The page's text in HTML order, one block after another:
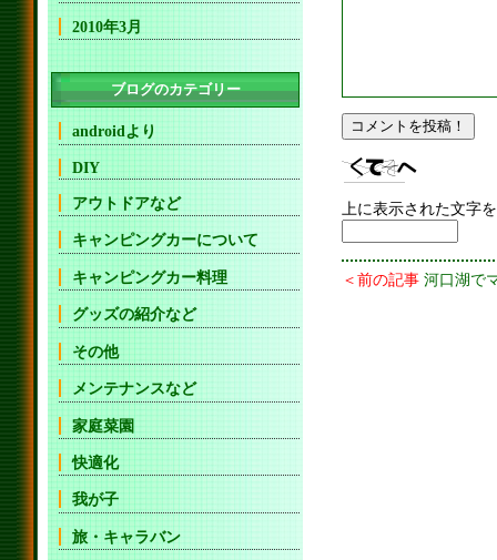
上に表示された文字
＜前の記事 河口湖で
2010年3月
ブログのカテゴリー
androidより
DIY
アウトドアなど
キャンピングカーについて
キャンピングカー料理
グッズの紹介など
その他
メンテナンスなど
家庭菜園
快適化
我が子
旅・キャラバン